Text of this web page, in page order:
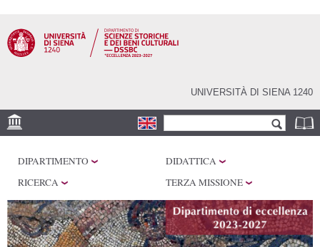
contenuto
principale
UNIVERSITÀ DI SIENA 1240
Form di ricerca
CENTRI DI RICERCA
LABORATORI
BIBLIOTECHE
DIPARTIMENTO
DIDATTICA
RICERCA
TERZA MISSIONE